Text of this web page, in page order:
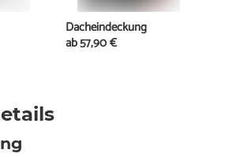
Dacheindeckung
ab57,90 €